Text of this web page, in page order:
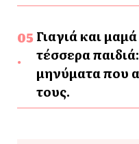
Γιαγιά και
τέσσερα
μηνύματα που
τους.